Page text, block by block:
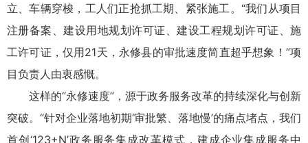
立、车辆穿梭，工人们正抢抓工期、紧张施工。“我们从项目
注册备案、建设用地规划许可证、建设工程规划许可证、施
工许可证，仅用21天，永修县的审批速度简直超乎想象！”项
目负责人由衷感慨。
这样的“永修速度”，源于政务服务改革的持续深化与创新
突破。“针对企业落地初期‘审批繁、落地慢’的痛点堵点，我们
首创‘123+N’政务服务集成改革模式，建成企业集成服务中